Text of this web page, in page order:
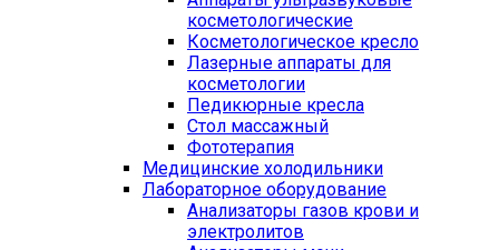
косметологические
Косметологическое кресло
Лазерные аппараты для
косметологии
Педикюрные кресла
Стол массажный
Фототерапия
Медицинские холодильники
Лабораторное оборудование
Анализаторы газов крови и
электролитов